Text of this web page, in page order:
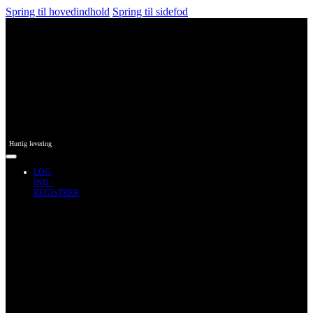
Spring til hovedindhold Spring til sidefod
Hurtig levering
LOG
IND /
REGISTRER